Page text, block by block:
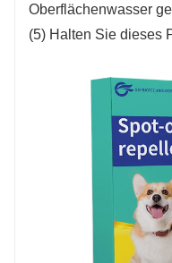
Oberflächenwasser
(5) Halten Sie dieses